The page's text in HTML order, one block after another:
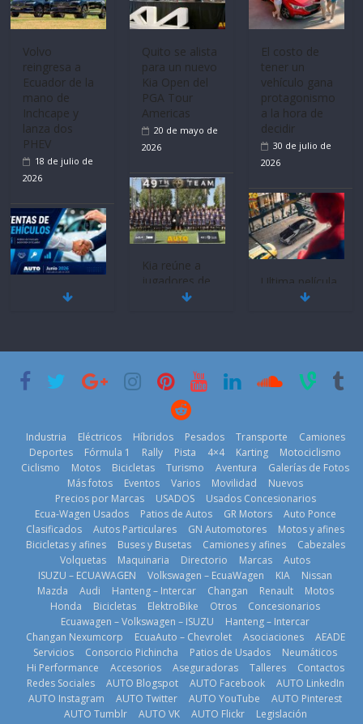
Volvo
reingresa a
Ecuador de la
mano de
Inchcape y
lanza dos
PHEV
18 de julio de
2026
Mercado
historia
11 de julio de
BMW, Toyota,
Bosch y
prueban flota
que usa
gasolina 100%
renovable
25 de julio de
2026
Quito se alista
para un nuevo
Kia Open del
PGA Tour
Americas
20 de mayo de
2026
Kia reúne a
jugadores de
fútbol de todo
2026
La Vuelta al
Ecuador 2026,
edición 47ª,
recorre 7
provincias en 8
días
1 de agosto de
2026
El costo de
tener un
vehículo gana
protagonismo
a la hora de
decidir
30 de julio de
2026
Ultima película
‘Spider‑Man:
29 de julio de
¿Qué puede
pasar con tu
vehículo si
permanece
varios días sin
usar?
3 de agosto de
2026
Industria Eléctricos Híbridos Pesados Transporte
Camiones
Deportes
Fórmula 1 Rally Pista 4×4 Karting
Motociclismo
Ciclismo
Motos Bicicletas Turismo Aventura
Galerías de Fotos
Más fotos
Eventos Varios Movilidad
Nuevos
Precios por Marcas
USADOS
Usados Concesionarios
Ecua-Wagen Usados
Patios de Autos GR Motors
Auto Ponce
Clasificados
Autos Particulares GN Automotores
Motos y afines
Bicicletas y afines
Buses y Busetas Camiones y afines
Cabezales
Volquetas
Maquinaria Directorio Marcas
Autos
ISUZU – ECUAWAGEN
Volkswagen – EcuaWagen KIA
Nissan
Mazda
Audi Hanteng – Intercar Changan Renault
Motos
Honda
Bicicletas ElektroBike Otros
Concesionarios
Ecuawagen – Volkswagen – ISUZU
Hanteng – Intercar
Changan Nexumcorp
EcuaAuto – Chevrolet Asociaciones
AEADE
Servicios
Consorcio Pichincha Patios de Usados
Neumáticos
Hi Performance
Accesorios Aseguradoras Talleres
Contactos
Redes Sociales
AUTO Blogspot AUTO Facebook
AUTO LinkedIn
AUTO Instagram
AUTO Twitter AUTO YouTube
AUTO Pinterest
AUTO Tumblr
AUTO VK AUTO Flickr Legislación